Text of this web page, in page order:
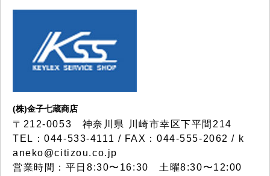
(株)金子七蔵商店
〒212-0053 神奈川県 川崎市幸区下平間214
TEL：044-533-4111 / FAX：044-555-2062 / k
aneko@citizou.co.jp
営業時間：平日8:30〜16:30 土曜8:30〜12:00